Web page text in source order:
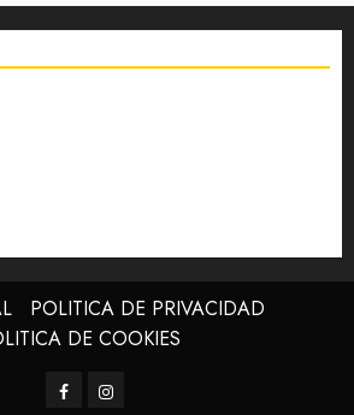
POLITICA DE PRIVACIDAD
DE COOKIES
FacebookInstagram